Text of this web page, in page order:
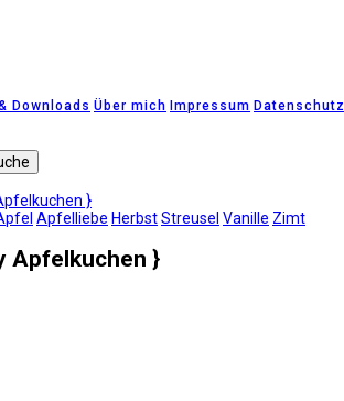
Downloads Über mich Impressum Datenschutz
}
Apfelliebe HerbstStreusel Vanille Zimt
Apfelkuchen }